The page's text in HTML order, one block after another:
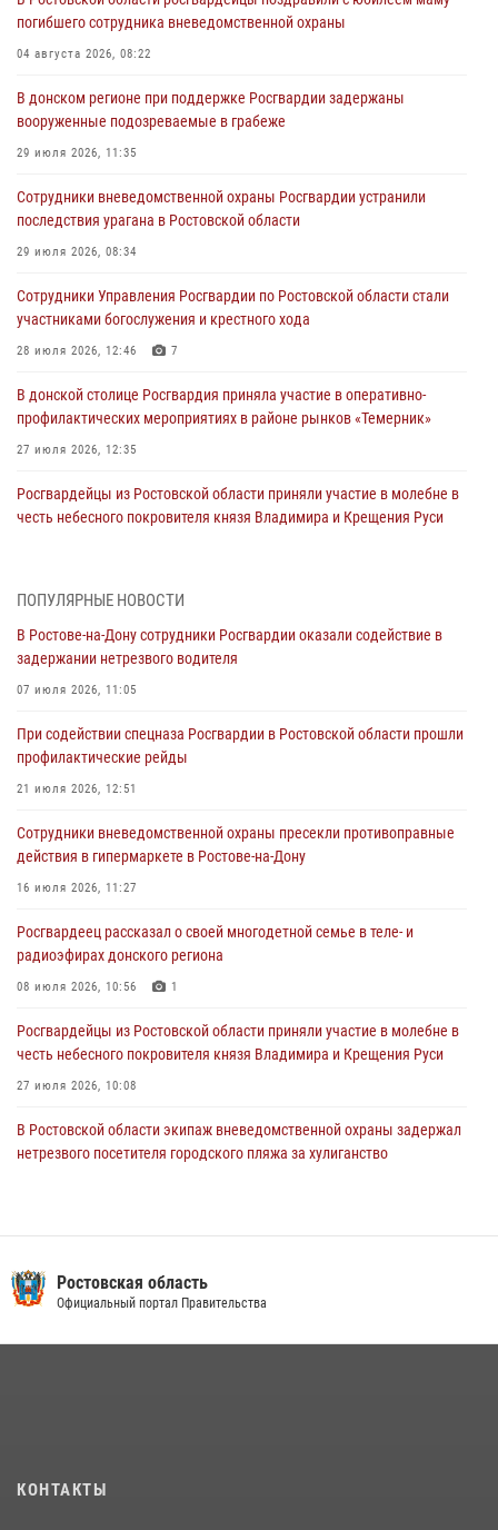
погибшего сотрудника вневедомственной охраны
04 августа 2026, 08:22
В донском регионе при поддержке Росгвардии задержаны
вооруженные подозреваемые в грабеже
29 июля 2026, 11:35
Сотрудники вневедомственной охраны Росгвардии устранили
последствия урагана в Ростовской области
29 июля 2026, 08:34
Сотрудники Управления Росгвардии по Ростовской области стали
участниками богослужения и крестного хода
28 июля 2026, 12:46 7
В донской столице Росгвардия приняла участие в оперативно-
профилактических мероприятиях в районе рынков «Темерник»
27 июля 2026, 12:35
Росгвардейцы из Ростовской области приняли участие в молебне в
честь небесного покровителя князя Владимира и Крещения Руси
При содействии спецназа Росгвардии в Ростовской области прошли
21 июля 2026, 12:51
В Ростовской области экипаж вневедомственной охраны задержал
17 июля 2026, 07:24
Сотрудники вневедомственной охраны пресекли противоправные
16 июля 2026, 11:27
Конкурс профессионального мастерства взрывотехников прошел в
15 июля 2026, 06:39
ПОПУЛЯРНЫЕ НОВОСТИ
В Ростове-на-Дону сотрудники Росгвардии оказали содействие в
задержании нетрезвого водителя
07 июля 2026, 11:05
При содействии спецназа Росгвардии в Ростовской области прошли
профилактические рейды
21 июля 2026, 12:51
Сотрудники вневедомственной охраны пресекли противоправные
действия в гипермаркете в Ростове-на-Дону
16 июля 2026, 11:27
Росгвардеец рассказал о своей многодетной семье в теле- и
радиоэфирах донского региона
08 июля 2026, 10:56 1
Росгвардейцы из Ростовской области приняли участие в молебне в
честь небесного покровителя князя Владимира и Крещения Руси
27 июля 2026, 10:08
В Ростовской области экипаж вневедомственной охраны задержал
нетрезвого посетителя городского пляжа за хулиганство
29 июля 2026, 11:35
Ростовская область
Официальный портал Правительства
КОНТАКТЫ